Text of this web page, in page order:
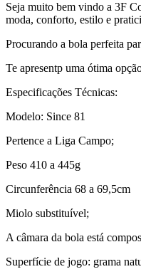
Seja muito bem vindo a 3F
moda, conforto, estilo e
Procurando a bola perfeita
Te apresentp uma ótima
Especificações Técnicas:
Modelo: Since 81
Pertence a Liga Campo;
Peso 410 a 445g
Circunferência 68 a 69,5cm
Miolo substituível;
A câmara da bola está
Superfície de jogo: grama